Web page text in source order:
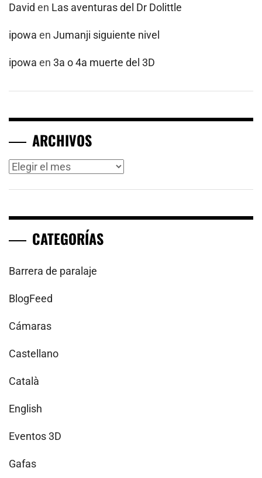
David en Las aventuras del Dr Dolittle
ipowa en Jumanji siguiente nivel
ipowa en 3a o 4a muerte del 3D
ARCHIVOS
Archivos
CATEGORÍAS
Barrera de paralaje
BlogFeed
Cámaras
Castellano
Català
English
Eventos 3D
Gafas